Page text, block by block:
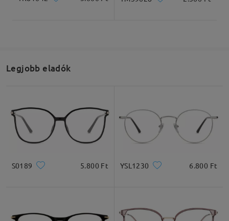
véleményt
Írjon egy véleményt
Legjobb eladók
S0189 5.800 Ft YSL1230 6.800 Ft